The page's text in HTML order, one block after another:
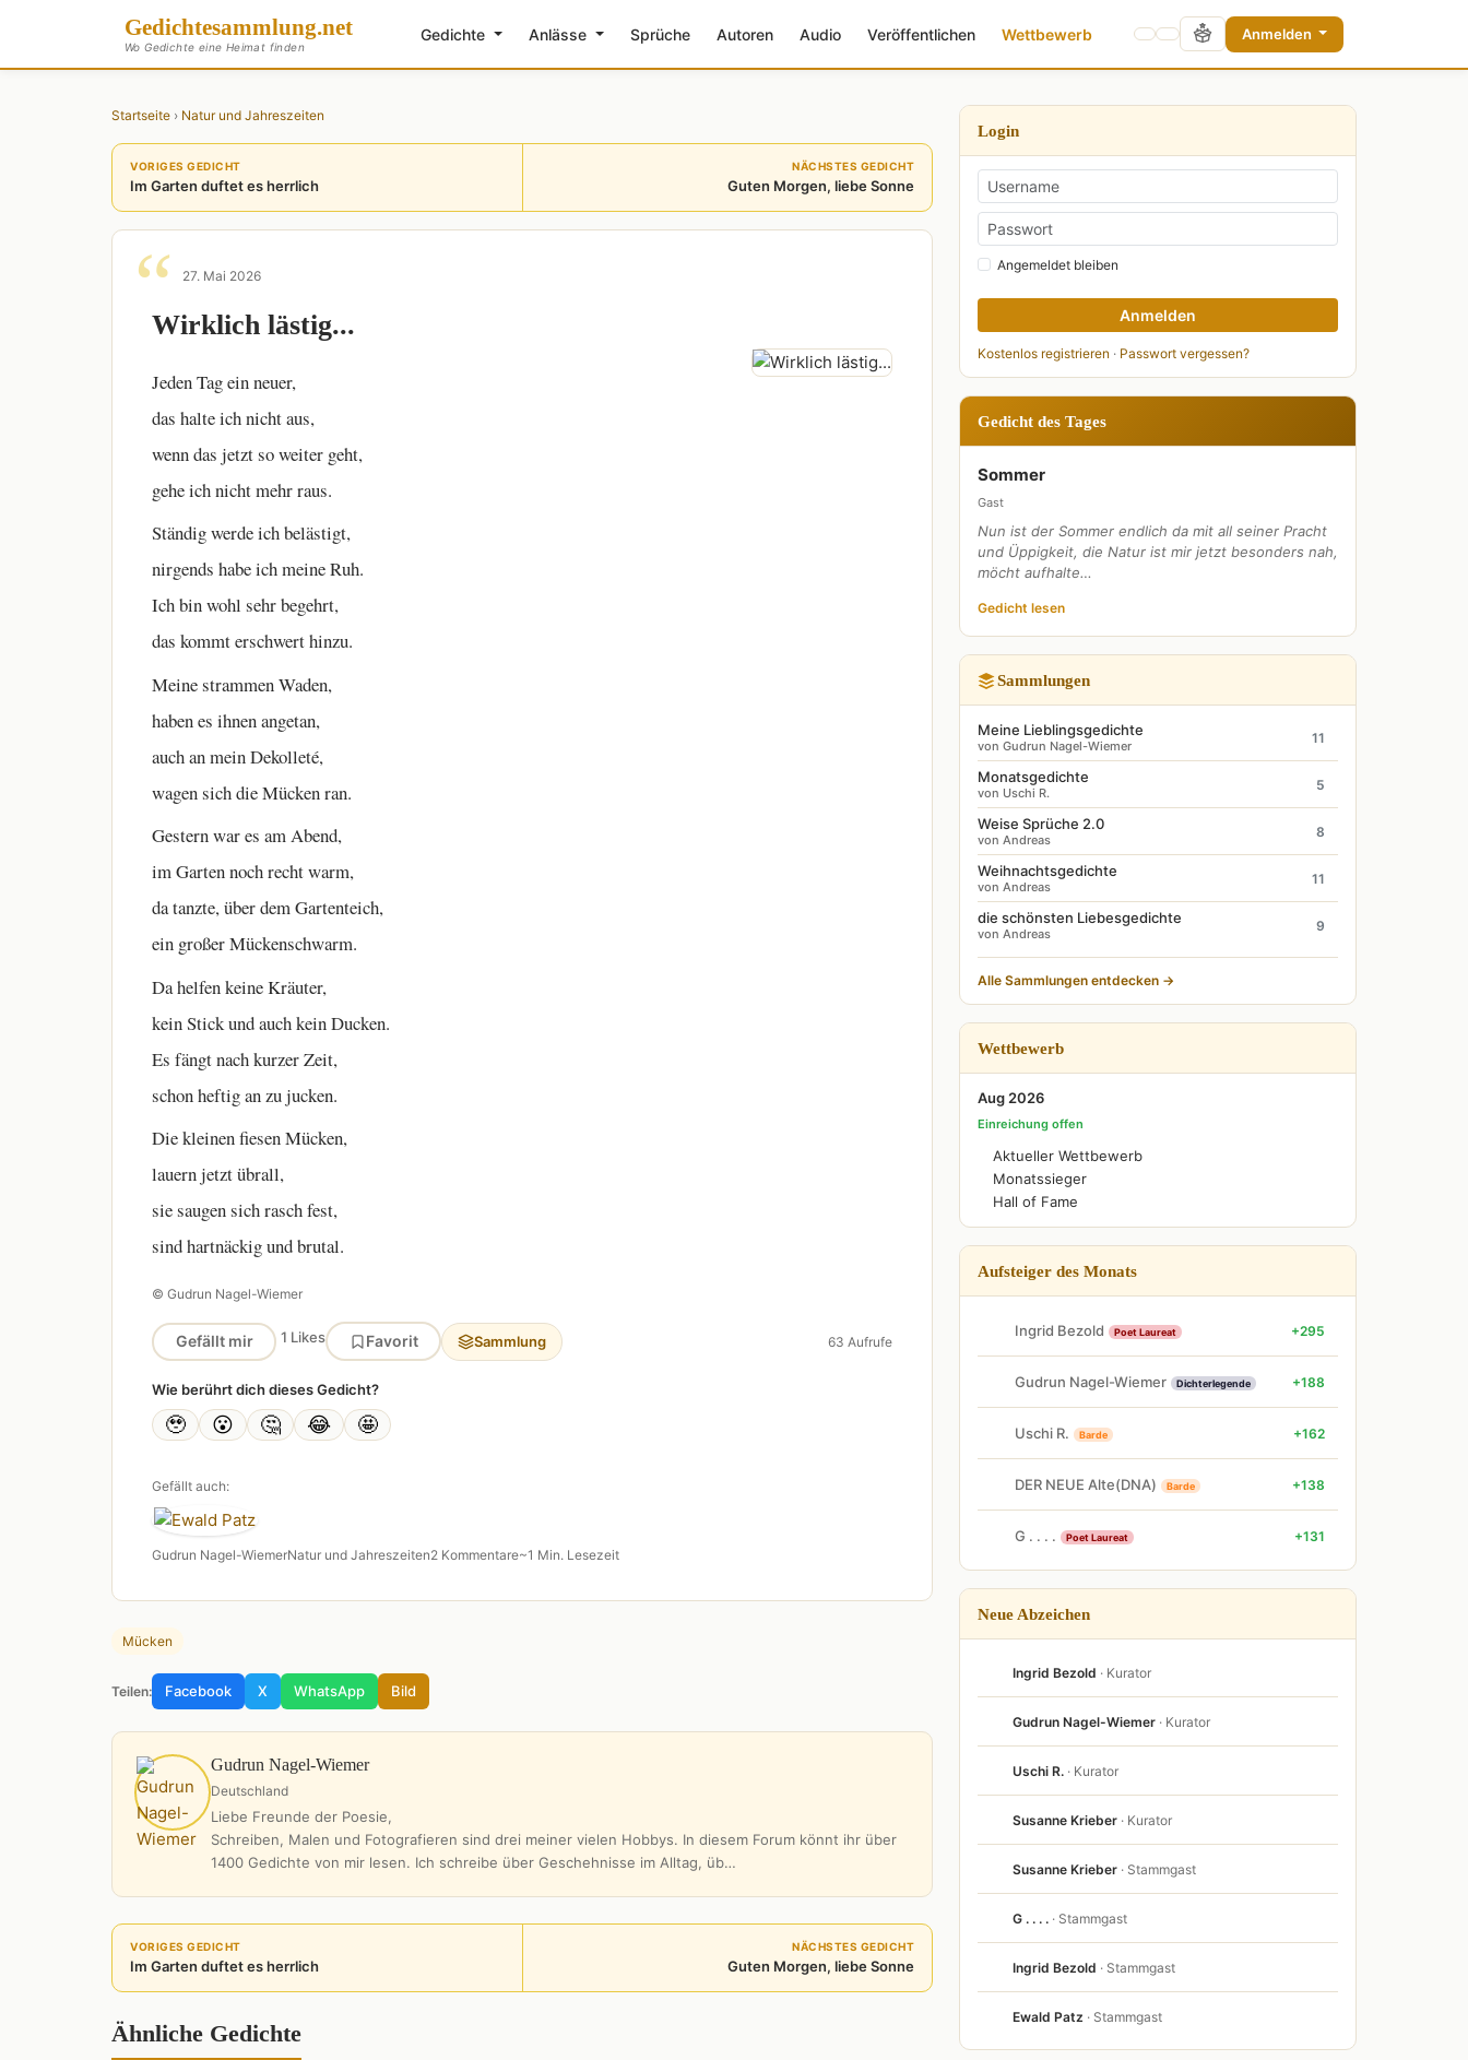
Gedichtesammlung.net
Wo Gedichte eine Heimat finden
Gedichte Anlässe Sprüche Autoren Audio Veröffentlichen Wettbewerb Anmelden
Startseite › Natur und Jahreszeiten
VORIGES GEDICHT
Im Garten duftet es herrlich
NÄCHSTES GEDICHT
Guten Morgen, liebe Sonne
27. Mai 2026
Wirklich lästig...
Jeden Tag ein neuer,
das halte ich nicht aus,
wenn das jetzt so weiter geht,
gehe ich nicht mehr raus.
Ständig werde ich belästigt,
nirgends habe ich meine Ruh.
Ich bin wohl sehr begehrt,
das kommt erschwert hinzu.
Meine strammen Waden,
haben es ihnen angetan,
auch an mein Dekolleté,
wagen sich die Mücken ran.
Gestern war es am Abend,
im Garten noch recht warm,
da tanzte, über dem Gartenteich,
ein großer Mückenschwarm.
Da helfen keine Kräuter,
kein Stick und auch kein Ducken.
Es fängt nach kurzer Zeit,
schon heftig an zu jucken.
Die kleinen fiesen Mücken,
lauern jetzt übrall,
sie saugen sich rasch fest,
sind hartnäckig und brutal.
© Gudrun Nagel-Wiemer
Gefällt mir 1 Likes Favorit Sammlung 63 Aufrufe
Wie berührt dich dieses Gedicht?
🥹 😮 🤔 😂 🤩
Gefällt auch:
Gudrun Nagel-WiemerNatur und Jahreszeiten2 Kommentare~1 Min. Lesezeit
Mücken
Teilen: Facebook X WhatsApp Bild
Gudrun Nagel-Wiemer
Deutschland
Liebe Freunde der Poesie,
Schreiben, Malen und Fotografieren sind drei meiner vielen Hobbys. In diesem Forum könnt ihr über
1400 Gedichte von mir lesen. Ich schreibe über Geschehnisse im Alltag, üb…
VORIGES GEDICHT
Im Garten duftet es herrlich
NÄCHSTES GEDICHT
Guten Morgen, liebe Sonne
Ähnliche Gedichte
Login
Angemeldet bleiben
Anmelden
Kostenlos registrieren · Passwort vergessen?
Gedicht des Tages
Sommer
Gast
Nun ist der Sommer endlich da mit all seiner Pracht
und Üppigkeit, die Natur ist mir jetzt besonders nah,
möcht aufhalte…
Gedicht lesen
Sammlungen
Meine Lieblingsgedichte
von Gudrun Nagel-Wiemer
11
Monatsgedichte
von Uschi R.
5
Weise Sprüche 2.0
von Andreas
8
Weihnachtsgedichte
von Andreas
11
die schönsten Liebesgedichte
von Andreas
9
Alle Sammlungen entdecken →
Wettbewerb
Aug 2026
Einreichung offen
Aktueller Wettbewerb
Monatssieger
Hall of Fame
Aufsteiger des Monats
Ingrid Bezold Poet Laureat +295
Gudrun Nagel-Wiemer Dichterlegende +188
Uschi R. Barde +162
DER NEUE Alte(DNA) Barde +138
G . . . . Poet Laureat +131
Neue Abzeichen
Ingrid Bezold · Kurator
Gudrun Nagel-Wiemer · Kurator
Uschi R. · Kurator
Susanne Krieber · Kurator
Susanne Krieber · Stammgast
G . . . . · Stammgast
Ingrid Bezold · Stammgast
Ewald Patz · Stammgast